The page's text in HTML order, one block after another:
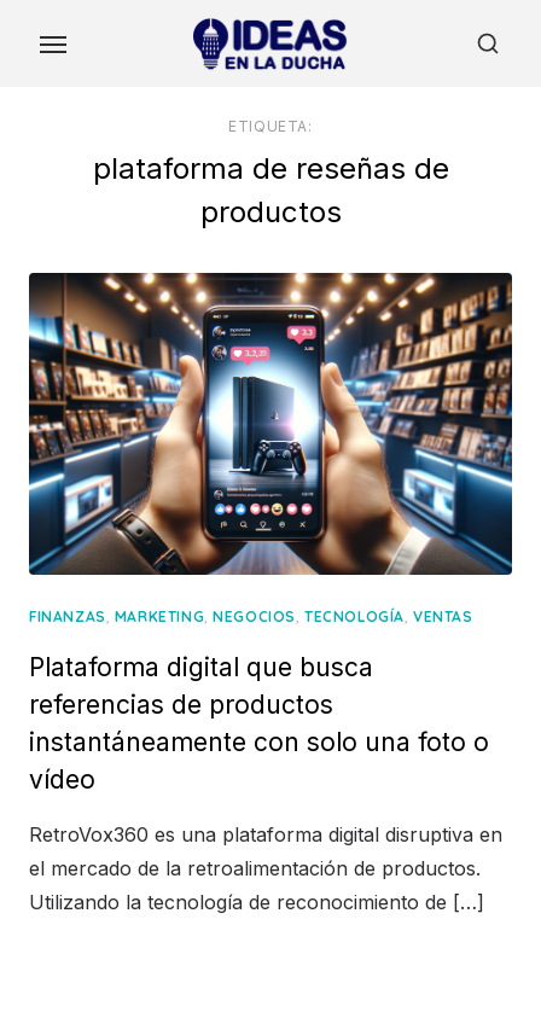
ETIQUETA:
plataforma de reseñas de
productos
FINANZAS, MARKETING,NEGOCIOS,TECNOLOGÍA,VENTAS
Plataforma digital que busca
referencias de productos
instantáneamente con solo una foto o
vídeo
RetroVox360 es una plataforma digital disruptiva en
el mercado de la retroalimentación de productos.
Utilizando la tecnología de reconocimiento de […]